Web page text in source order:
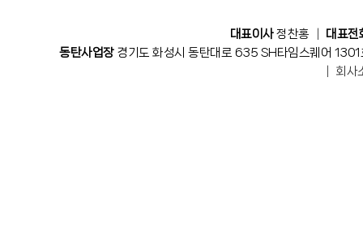
대표이사정찬홍 │
대표전
동탄사업장경기도 화성시 동탄대로 635 SH타임스퀘어
회사